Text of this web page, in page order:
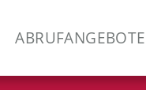
ABRUFANGEBOTE